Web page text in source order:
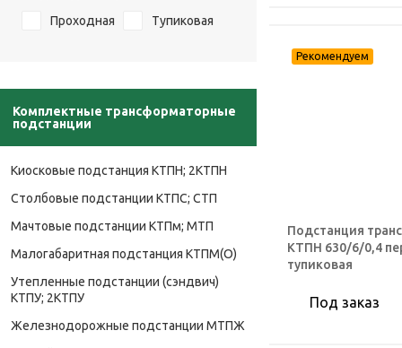
Проходная Тупиковая
Комплектные трансформаторные
подстанции
Киосковые подстанция КТПН; 2КТПН
Столбовые подстанции КТПС; СТП
Мачтовые подстанции КТПм; МТП
Малогабаритная подстанция КТПМ(О)
Утепленные подстанции (сэндвич)
КТПУ; 2КТПУ
Железнодорожные подстанции МТПЖ
Подстанция
КТПН 630/6/0,4
тупиковая
Под заказ